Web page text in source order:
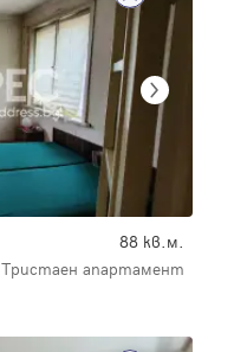
88 кв.м.
Тристаен апартамент